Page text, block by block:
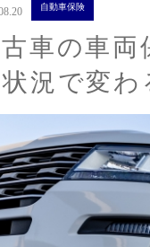
自動車保険
車の車両
況で変